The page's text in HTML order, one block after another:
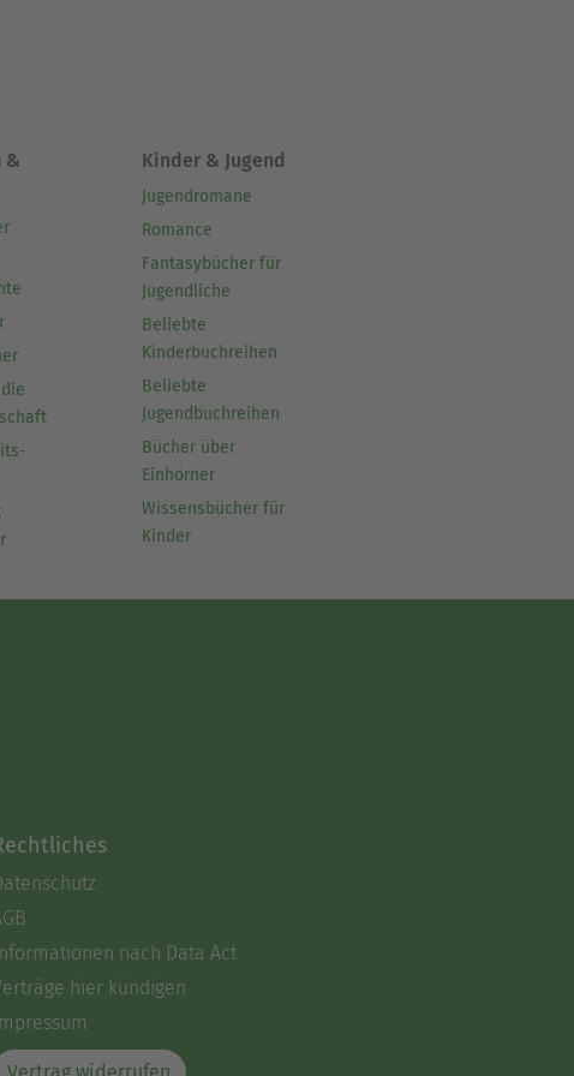
Notizen und Rezepte
und die Kochkunst zu
wie meine Kochbücher
in der Küche
&
Kinder & Jugend
Jugendromane
Romance
Fantasybücher für
Jugendliche
Beliebte
Kinderbuchreihen
Beliebte
Jugendbuchreihen
Bücher über
Einhörner
Wissensbücher für
Kinder
nach Data Act
hier kündigen
Vertrag widerrufen